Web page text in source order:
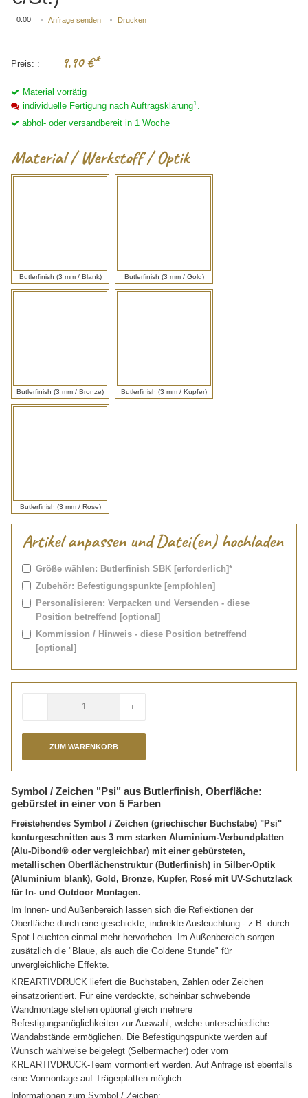
0.00 Anfrage senden Drucken
Preis: 9,90 €*
Material vorrätig
individuelle Fertigung nach Auftragsklärung1.
abhol- oder versandbereit in 1 Woche
Material / Werkstoff / Optik
Optik
Butlerfinish (3 mm / Blank) Butlerfinish (3 mm / Gold)
Butlerfinish (3 mm / Bronze) Butlerfinish (3 mm / Kupfer)
Butlerfinish (3 mm / Rose)
Artikel anpassen und Datei(en) hochladen
Größe wählen: Butlerfinish SBK [erforderlich]*
Zubehör: Befestigungspunkte [empfohlen]
Personalisieren: Verpacken und Versenden - diese
Position betreffend [optional]
Kommission / Hinweis - diese Position betreffend
[optional]
−
+
Symbol / Zeichen "Psi" aus Butlerfinish, Oberfläche:
gebürstet in einer von 5 Farben
Freistehendes Symbol / Zeichen (griechischer Buchstabe) "Psi"
konturgeschnitten aus 3 mm starken Aluminium-Verbundplatten
(Alu-Dibond® oder vergleichbar) mit einer gebürsteten,
metallischen Oberflächenstruktur (Butlerfinish) in Silber-Optik
(Aluminium blank), Gold, Bronze, Kupfer, Rosé mit UV-Schutzlack
für In- und Outdoor Montagen.
Im Innen- und Außenbereich lassen sich die Reflektionen der
Oberfläche durch eine geschickte, indirekte Ausleuchtung - z.B. durch
Spot-Leuchten einmal mehr hervorheben. Im Außenbereich sorgen
zusätzlich die "Blaue, als auch die Goldene Stunde" für
unvergleichliche Effekte.
KREARTIVDRUCK liefert die Buchstaben, Zahlen oder Zeichen
einsatzorientiert. Für eine verdeckte, scheinbar schwebende
Wandmontage stehen optional gleich mehrere
Befestigungsmöglichkeiten zur Auswahl, welche unterschiedliche
Wandabstände ermöglichen. Die Befestigungspunkte werden auf
Wunsch wahlweise beigelegt (Selbermacher) oder vom
KREARTIVDRUCK-Team vormontiert werden. Auf Anfrage ist ebenfalls
eine Vormontage auf Trägerplatten möglich.
Informationen zum Symbol / Zeichen: